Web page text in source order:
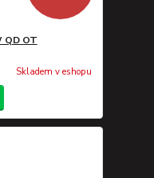
QD OT
Skladem v eshopu